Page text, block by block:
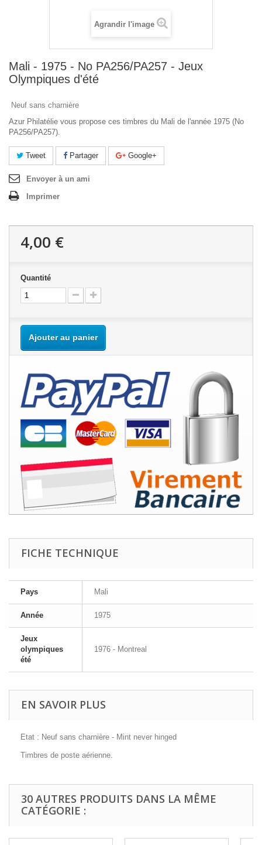
Agrandir l'image
Mali - 1975 - No PA256/PA257 - Jeux
Olympiques d'été
Neuf sans charnière
Azur Philatélie vous propose ces timbres du Mali de l'année 1975 (No
PA256/PA257).
Tweet Partager Google+
Envoyer à un ami
Imprimer
4,00 €
Quantité
Ajouter au panier
FICHE TECHNIQUE
Pays Mali
Année 1975
Jeux
olympiques
été
1976 - Montreal
EN SAVOIR PLUS
Etat : Neuf sans charnière - Mint never hinged
Timbres de poste aérienne.
30 AUTRES PRODUITS DANS LA MÊME
CATÉGORIE :